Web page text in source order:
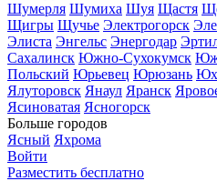
Шумерля Шумиха Шуя Щастя
Щигры Щучье Электрогорск
Элиста Энгельс Энергодар
Сахалинск Южно-Сухокумск
Польский Юрьевец Юрюзань
Ялуторовск Янаул Яранск
Ясиноватая Ясногорск
Больше городов
Ясный Яхрома
Войти
Разместить бесплатно